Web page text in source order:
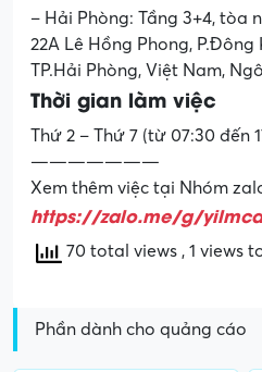
– Hải Phòng: Tầng 3+4, tòa
22A Lê Hồng Phong, P.Đông
TP.Hải Phòng, Việt Nam,
Thời gian làm việc
Thứ 2 – Thứ 7 (từ 07:30 đến
———————
Xem thêm việc tại Nhóm
https://zalo.me/g/
70 total views , 1 views
Phần dành cho quảng cáo